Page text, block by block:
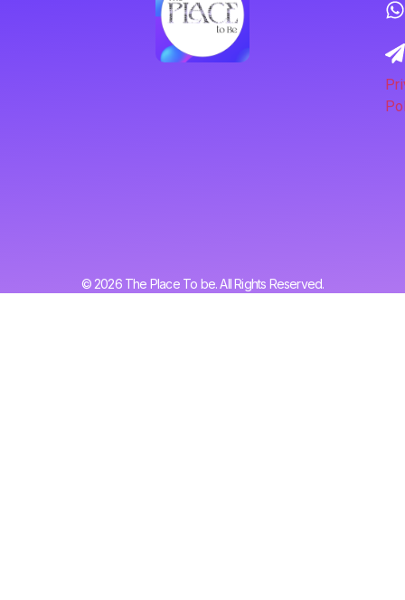
© 2026 The Place To be. All Rights Reserved.